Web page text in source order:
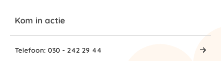
Kom in actie
Telefoon: 030 - 242 29 44